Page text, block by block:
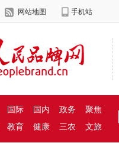
网站地图 手机站
国际 国内 政务
聚焦
教育 健康 三农 文旅